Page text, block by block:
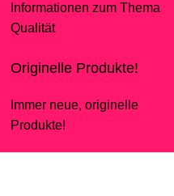
Informationen zum Thema
Qualität
Originelle Produkte!
Immer neue, originelle
Produkte!